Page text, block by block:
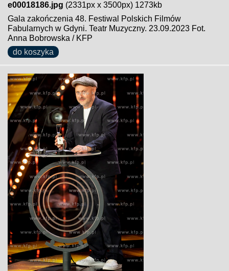
e00018186.jpg (2331px x 3500px) 1273kb
Gala zakończenia 48. Festiwal Polskich Filmów
Fabularnych w Gdyni. Teatr Muzyczny. 23.09.2023 Fot.
Anna Bobrowska / KFP
do koszyka